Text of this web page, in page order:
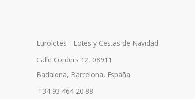
Eurolotes - Lotes y Cestas de Navidad
Calle Corders 12, 08911
Badalona, Barcelona, España
+34 93 464 20 88